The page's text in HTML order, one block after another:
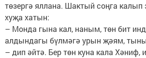
төзергә яллана. Шактый соңга
хуҗа хатын:
– Монда гына кал, наным, төн бит
алдындагы бүлмәгә урын җәям,
– дип әйтә. Бер төн куна кала Хәниф,